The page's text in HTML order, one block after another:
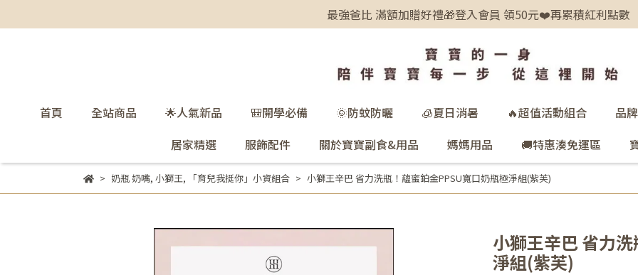
最強爸比 滿額加贈好禮🎁登入會員 領50元❤️再累積紅利點數
首頁 全站商品 🌟人氣新品 🎒開學必備 🌞防蚊防曬 🧊夏日消暑 🔥超值活動組合
品
居家精選
服飾配件 關於寶寶副食&用品 媽媽用品 🚚特惠湊免運區
奶瓶 奶嘴, 小獅王, 「育兒我挺你」小資組合 小獅王辛巴 省力洗瓶！蘊蜜鉑金PPSU寬口奶瓶極淨組(紫芙)
小獅王辛巴 省力
淨組(紫芙)